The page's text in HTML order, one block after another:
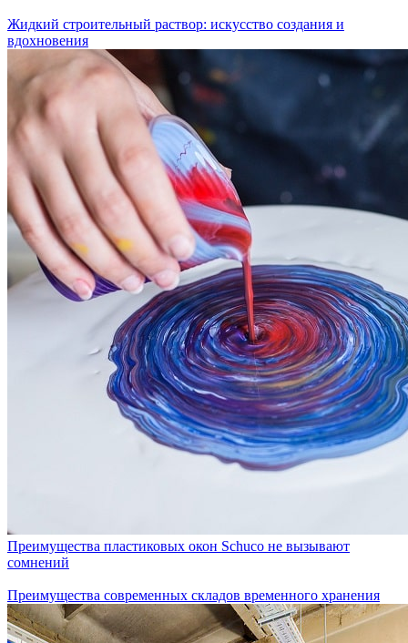
Жидкий строительный раствор: искусство создания и
вдохновения
Преимущества пластиковых окон Schuco не вызывают
сомнений
Преимущества современных складов временного хранения